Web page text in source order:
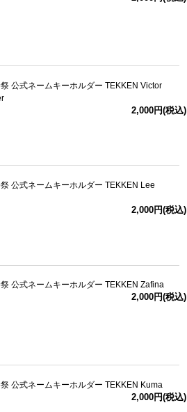
公式ネームキーホルダー TEKKEN Victor
2,000円(税込)
公式ネームキーホルダー TEKKEN Lee
2,000円(税込)
公式ネームキーホルダー TEKKEN Zafina
2,000円(税込)
公式ネームキーホルダー TEKKEN Kuma
2,000円(税込)